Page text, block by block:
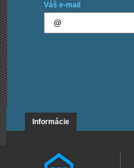
Váš e-mail
Informácie